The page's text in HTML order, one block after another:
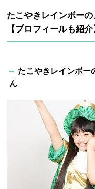
たこやきレインボー
【プロフィールも紹介
たこやき レインボー
ん